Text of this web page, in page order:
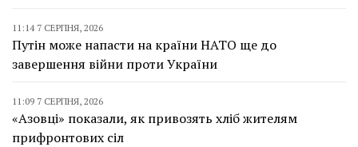
11:14 7 СЕРПНЯ, 2026
Путін може напасти на країни НАТО ще до
завершення війни проти України
11:09 7 СЕРПНЯ, 2026
«Азовці» показали, як привозять хліб жителям
прифронтових сіл